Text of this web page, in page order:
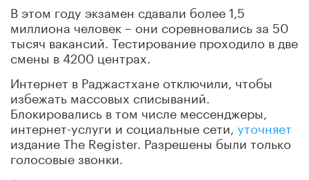
В этом году экзамен сдавали более 1,5
миллиона человек – они соревновались за 50
тысяч вакансий. Тестирование проходило в две
смены в 4200 центрах.
Интернет в Раджастхане отключили, чтобы
избежать массовых списываний.
Блокировались в том числе мессенджеры,
интернет-услуги и социальные сети, уточняет
издание The Register. Разрешены были только
голосовые звонки.